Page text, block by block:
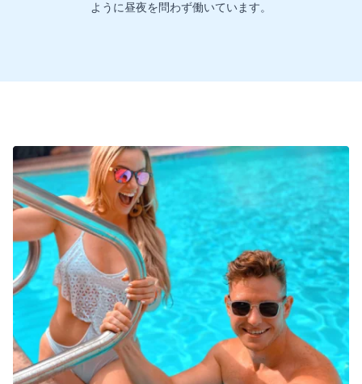
ように昼夜を問わず働いています。